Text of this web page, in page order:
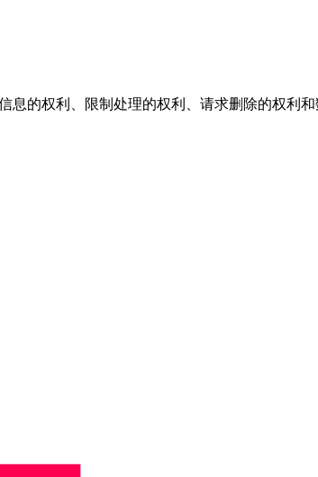
的权利、限制处理的权利、请求删除的权利和